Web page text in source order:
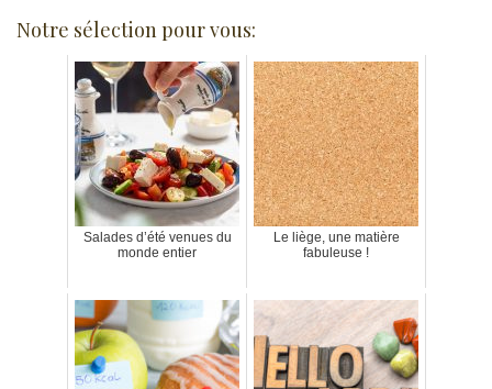
Notre sélection pour vous:
Salades d’été venues du
monde entier
Le liège, une matière
fabuleuse !